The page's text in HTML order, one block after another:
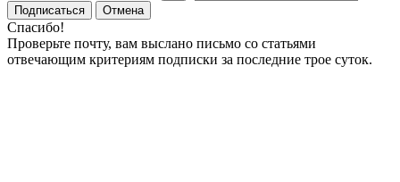
Подписаться
Отмена
Спасибо!
Проверьте почту, вам выслано письмо со статьями
отвечающим критериям подписки за последние трое суток.